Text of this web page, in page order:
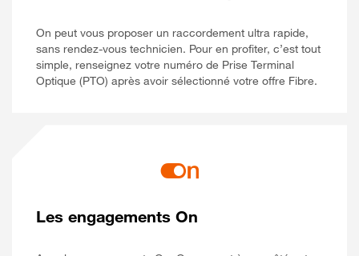
On peut vous proposer un raccordement ultra rapide,
sans rendez-vous technicien. Pour en profiter, c’est tout
simple, renseignez votre numéro de Prise Terminal
Optique (PTO) après avoir sélectionné votre offre Fibre.
Les engagements On